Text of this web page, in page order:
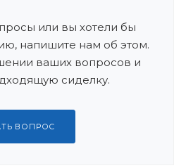
или вы хотели бы
напишите нам об этом.
ваших вопросов и
сиделку.
ВОПРОС